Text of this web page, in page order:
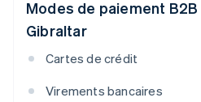
Modes de paiement
Gibraltar
Cartes de crédit
Virements bancaires